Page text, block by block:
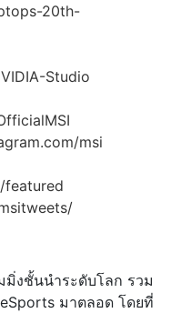
20th-
Studio
msi
featured
มิ่งชั้นนำระดับโลก รวม
มาตลอด โดยที่